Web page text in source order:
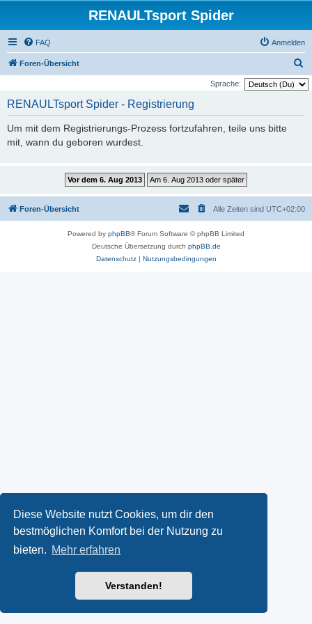
Diese Website nutzt Cookies, um dir den
bestmöglichen Komfort bei der Nutzung zu
bieten. Mehr erfahren
Verstanden!
RENAULTsport Spider
FAQ Anmelden
Foren-Übersicht
u
Sprache:
RENAULTsport Spider - Registrierung
Um mit dem Registrierungs-Prozess fortzufahren, teile uns bitte
mit, wann du geboren wurdest.
Foren-Übersicht Alle Zeiten sind UTC+02:00
Powered by phpBB® Forum Software © phpBB Limited
Deutsche Übersetzung durch phpBB.de
Datenschutz| Nutzungsbedingungen